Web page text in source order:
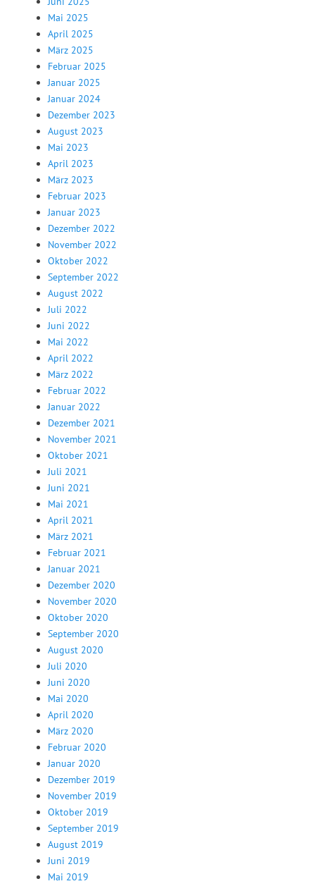
Mai 2025
April 2025
März 2025
Februar 2025
Januar 2025
Januar 2024
Dezember 2023
August 2023
Mai 2023
April 2023
März 2023
Februar 2023
Januar 2023
Dezember 2022
November 2022
Oktober 2022
September 2022
August 2022
Juli 2022
Juni 2022
Mai 2022
April 2022
März 2022
Februar 2022
Januar 2022
Dezember 2021
November 2021
Oktober 2021
Juli 2021
Juni 2021
Mai 2021
April 2021
März 2021
Februar 2021
Januar 2021
Dezember 2020
November 2020
Oktober 2020
September 2020
August 2020
Juli 2020
Juni 2020
Mai 2020
April 2020
März 2020
Februar 2020
Januar 2020
Dezember 2019
November 2019
Oktober 2019
September 2019
August 2019
Juni 2019
Mai 2019